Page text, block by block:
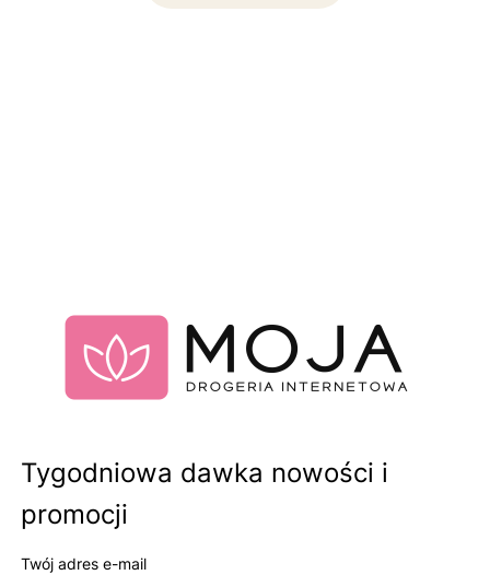
Tygodniowa dawka nowości i
promocji
Twój adres e-mail